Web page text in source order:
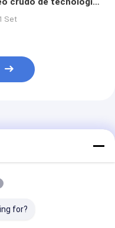
completa
Set
for?